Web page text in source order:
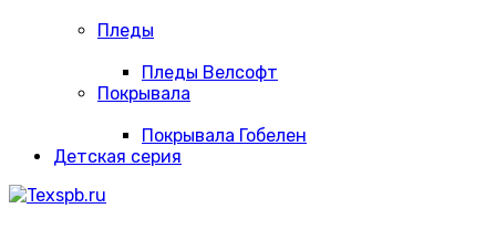
Пледы
Пледы Велсофт
Покрывала
Покрывала Гобелен
Детская серия